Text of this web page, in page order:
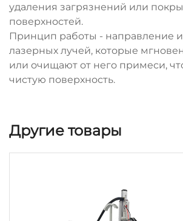
удаления загрязнений или
поверхностей.
Принцип работы - направление
лазерных лучей, которые
или очищают от него примеси,
чистую поверхность.
Другие товары